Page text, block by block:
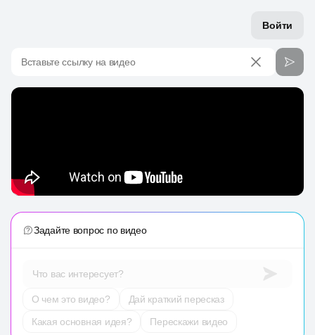
Войти
Вставьте ссылку на видео
Задайте вопрос по видео
Что вас интересует?
О чем это видео?
Дай краткий пересказ
Какая основная идея?
Перескажи видео